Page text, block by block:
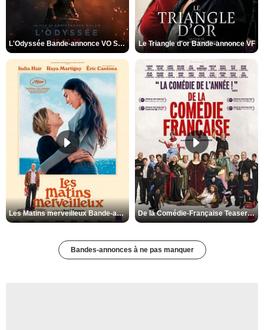
L'Odyssée Bande-annonce VO STFR Le Triangle d'or Bande-annonce VF
Les Matins merveilleux Bande-annonce VF De la Comédie-Française Teaser VF
Bandes-annonces à ne pas manquer